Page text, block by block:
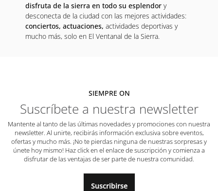
disfruta de la sierra en todo su esplendor y
desconecta de la ciudad con las mejores actividades:
conciertos, actuaciones, actividades deportivas y
mucho más, solo en El Ventanal de la Sierra.
SIEMPRE ON
Suscríbete a nuestra newsletter
Mantente al tanto de las últimas novedades y promociones con nuestra
newsletter. Al unirte, recibirás información exclusiva sobre eventos,
ofertas y mucho más. ¡No te pierdas ninguna de nuestras sorpresas y
únete hoy mismo! Haz click en el enlace de suscripción y comienza a
disfrutar de las ventajas de ser parte de nuestra comunidad.
Suscribirse